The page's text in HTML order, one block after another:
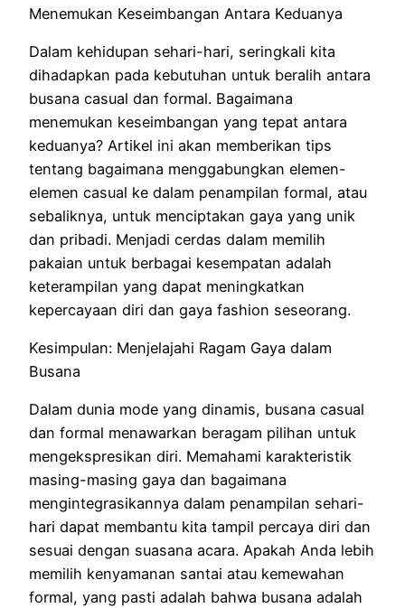
Menemukan Keseimbangan Antara Keduanya
Dalam kehidupan sehari-hari, seringkali kita
dihadapkan pada kebutuhan untuk beralih antara
busana casual dan formal. Bagaimana
menemukan keseimbangan yang tepat antara
keduanya? Artikel ini akan memberikan tips
tentang bagaimana menggabungkan elemen-
elemen casual ke dalam penampilan formal, atau
sebaliknya, untuk menciptakan gaya yang unik
dan pribadi. Menjadi cerdas dalam memilih
pakaian untuk berbagai kesempatan adalah
keterampilan yang dapat meningkatkan
kepercayaan diri dan gaya fashion seseorang.
Kesimpulan: Menjelajahi Ragam Gaya dalam
Busana
Dalam dunia mode yang dinamis, busana casual
dan formal menawarkan beragam pilihan untuk
mengekspresikan diri. Memahami karakteristik
masing-masing gaya dan bagaimana
mengintegrasikannya dalam penampilan sehari-
hari dapat membantu kita tampil percaya diri dan
sesuai dengan suasana acara. Apakah Anda lebih
memilih kenyamanan santai atau kemewahan
formal, yang pasti adalah bahwa busana adalah